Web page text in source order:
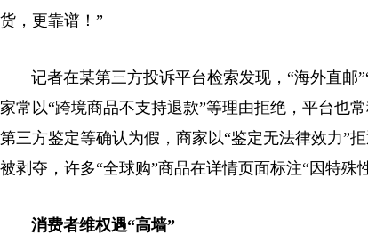
货，更靠谱！”
记者在某第三方投诉平台检索发现，“海外直邮
家常以“跨境商品不支持退款”等理由拒绝，平台也
第三方鉴定等确认为假，商家以“鉴定无法律效力”
被剥夺，许多“全球购”商品在详情页面标注“因特殊
消费者维权遇“高墙”